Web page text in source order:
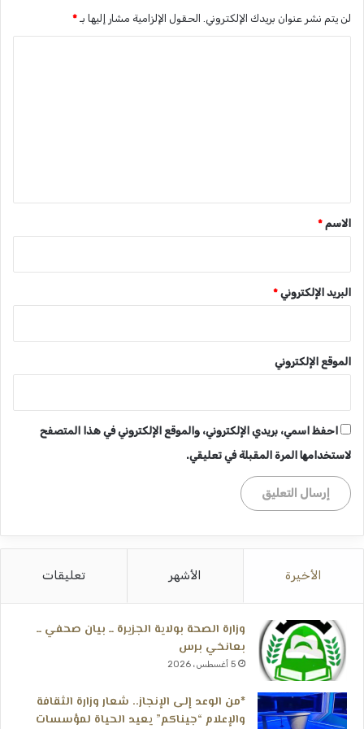
لن يتم نشر عنوان بريدك الإلكتروني. الحقول الإلزامية مشار إليها بـ *
*
الاسم *
البريد الإلكتروني *
الموقع الإلكتروني
احفظ اسمي، بريدي الإلكتروني، والموقع الإلكتروني في هذا المتصفح
لاستخدامها المرة المقبلة في تعليقي.
الأخيرة الأشهر تعليقات
وزارة الصحة بولاية الجزيرة ــ بيان صحفي ــ
بعانخي برس
5 أغسطس، 2026
*من الوعد إلى الإنجاز.. شعار وزارة الثقافة
والإعلام “جيناكم” يعيد الحياة لمؤسسات